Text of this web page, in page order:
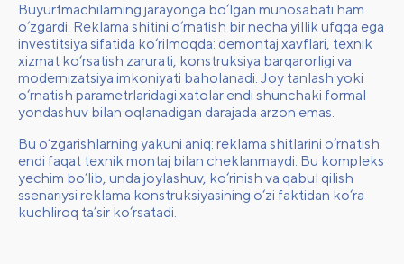
Buyurtmachilarning jarayonga bo‘lgan munosabati ham
o‘zgardi. Reklama shitini o‘rnatish bir necha yillik ufqqa ega
investitsiya sifatida ko‘rilmoqda: demontaj xavflari, texnik
xizmat ko‘rsatish zarurati, konstruksiya barqarorligi va
modernizatsiya imkoniyati baholanadi. Joy tanlash yoki
o‘rnatish parametrlaridagi xatolar endi shunchaki formal
yondashuv bilan oqlanadigan darajada arzon emas.
Bu o‘zgarishlarning yakuni aniq: reklama shitlarini o‘rnatish
endi faqat texnik montaj bilan cheklanmaydi. Bu kompleks
yechim bo‘lib, unda joylashuv, ko‘rinish va qabul qilish
ssenariysi reklama konstruksiyasining o‘zi faktidan ko‘ra
kuchliroq ta’sir ko‘rsatadi.